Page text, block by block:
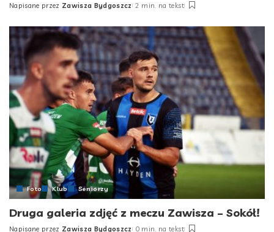
Posted
Napisane przez Zawisza Bydgoszcz 2 min. na tekst
Foto Klub Seniorzy
Druga galeria zdjęć z meczu Zawisza – Sokół!
Napisane przez Zawisza Bydgoszcz 0 min. na tekst